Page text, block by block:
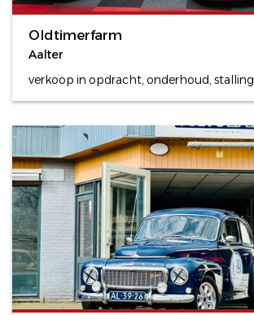
Oldtimerfarm
Aalter
verkoop in opdracht, onderhoud, stalling